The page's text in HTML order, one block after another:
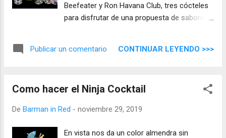
Beefeater y Ron Havana Club, tres cócteles
para disfrutar de una propuesta de sabores
Gin Beefeater 24-30 hojas de hierbabuena o
licuamos, batimos o picamos hasta obtener
y reservamos. Parte 2 Ingredientes 2 oz (60
Publicar un comentario CONTINUAR LEYENDO >>>
Como hacer el Ninja Cocktail
De Barman in Red - noviembre 29, 2019
En vista nos da un color almendra sin